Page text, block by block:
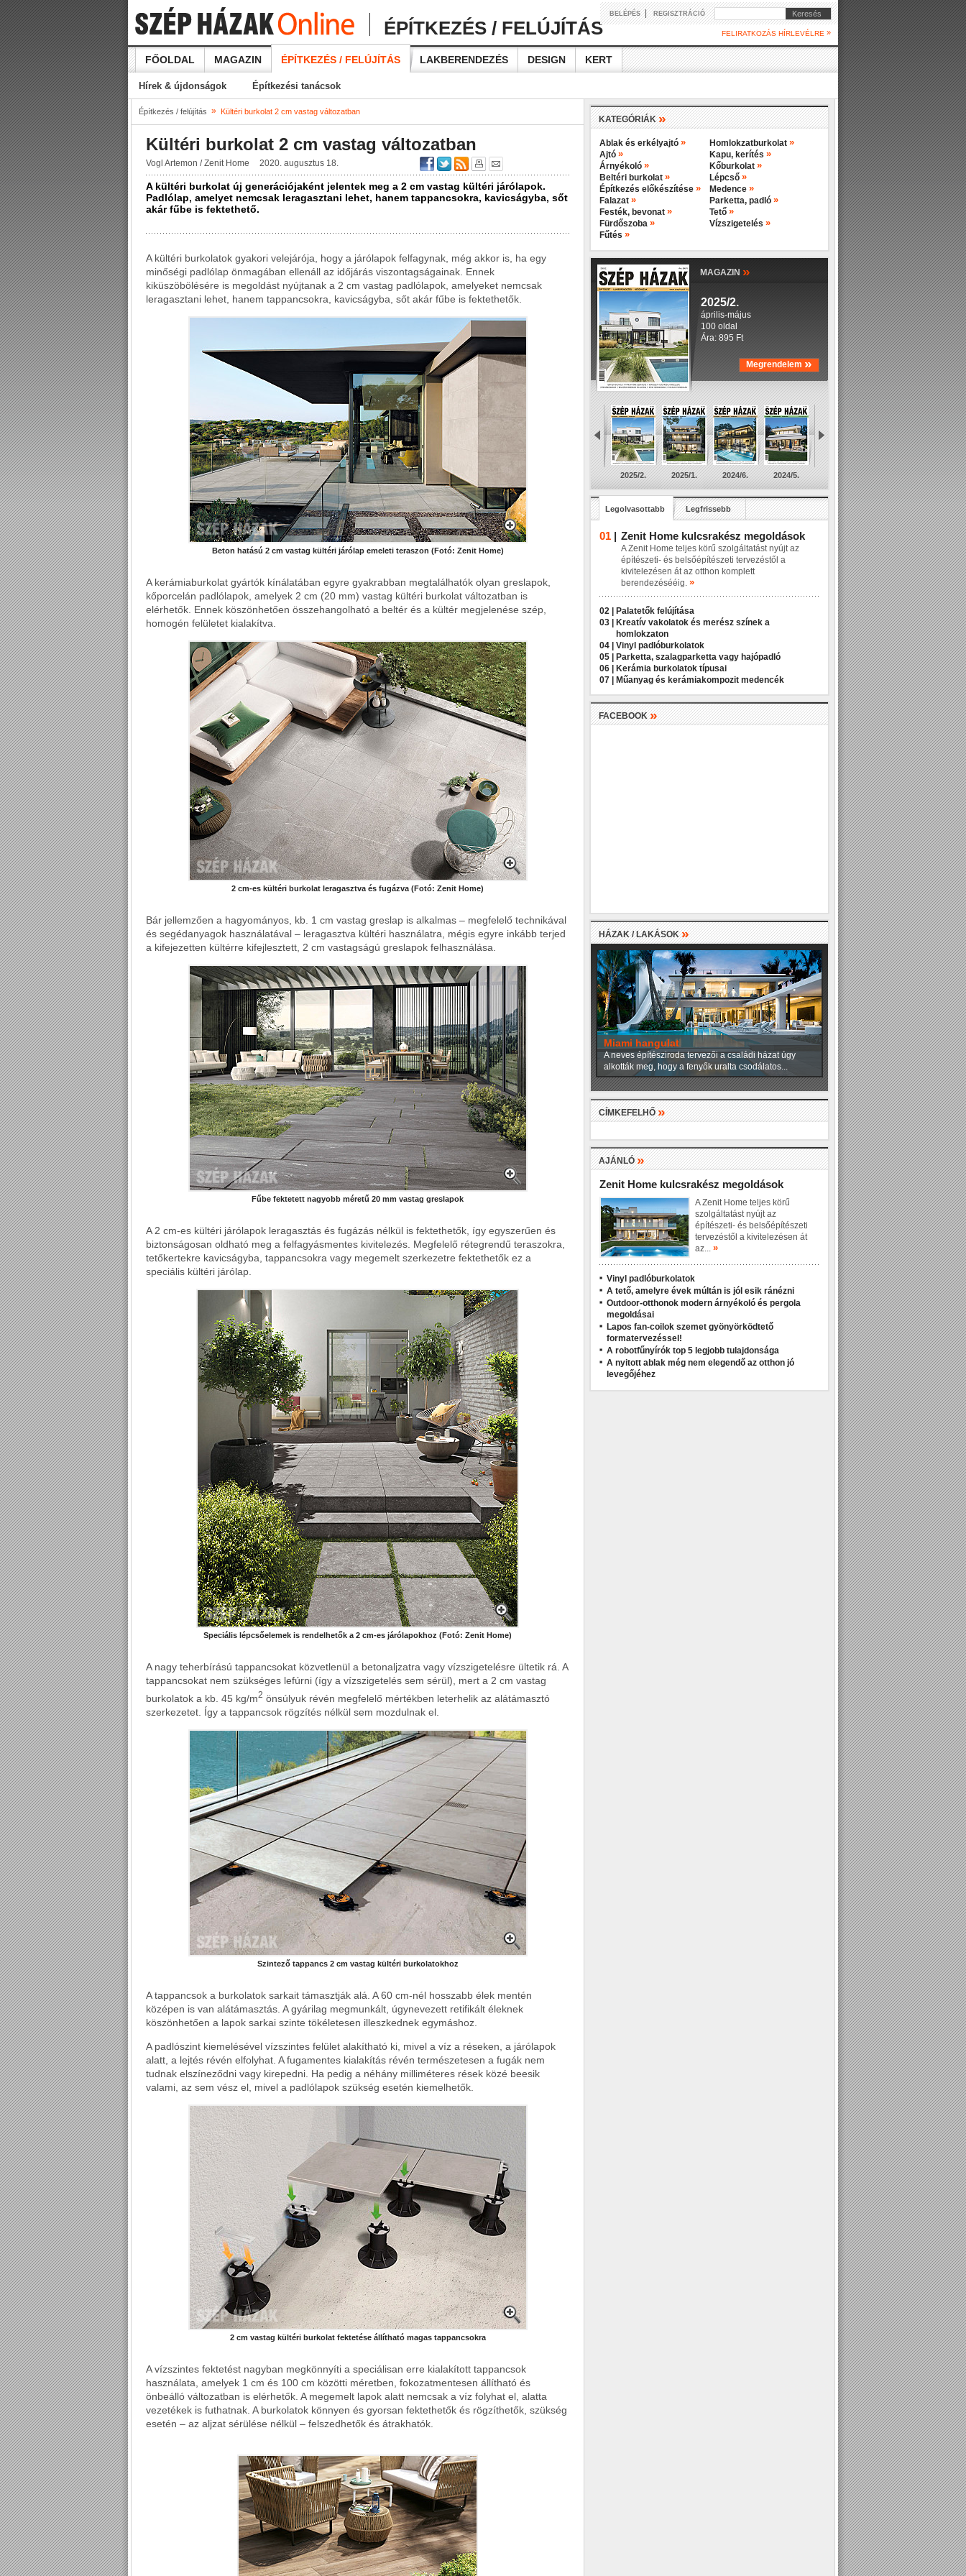
ÉPÍTKEZÉS / FELÚJÍTÁS
BELÉPÉS| REGISZTRÁCIÓ Keresés
FELIRATKOZÁS HÍRLEVÉLRE »
FŐOLDAL MAGAZIN ÉPÍTKEZÉS / FELÚJÍTÁS LAKBERENDEZÉS DESIGN KERT
Hírek & újdonságok Építkezési tanácsok
Építkezés / felújítás » Kültéri burkolat 2 cm vastag változatban
Kültéri burkolat 2 cm vastag változatban
Vogl Artemon / Zenit Home 2020. augusztus 18.
A kültéri burkolat új generációjaként jelentek meg a 2 cm vastag kültéri járólapok.
Padlólap, amelyet nemcsak leragasztani lehet, hanem tappancsokra, kavicságyba, sőt
akár fűbe is fektethető.
A kültéri burkolatok gyakori velejárója, hogy a járólapok felfagynak, még akkor is, ha egy
minőségi padlólap önmagában ellenáll az időjárás viszontagságainak. Ennek
kiküszöbölésére is megoldást nyújtanak a 2 cm vastag padlólapok, amelyeket nemcsak
leragasztani lehet, hanem tappancsokra, kavicságyba, sőt akár fűbe is fektethetők.
Beton hatású 2 cm vastag kültéri járólap emeleti teraszon (Fotó: Zenit Home)
A kerámiaburkolat gyártók kínálatában egyre gyakrabban megtalálhatók olyan greslapok,
kőporcelán padlólapok, amelyek 2 cm (20 mm) vastag kültéri burkolat változatban is
elérhetők. Ennek köszönhetően összehangolható a beltér és a kültér megjelenése szép,
homogén felületet kialakítva.
2 cm-es kültéri burkolat leragasztva és fugázva (Fotó: Zenit Home)
Bár jellemzően a hagyományos, kb. 1 cm vastag greslap is alkalmas – megfelelő technikával
és segédanyagok használatával – leragasztva kültéri használatra, mégis egyre inkább terjed
a kifejezetten kültérre kifejlesztett, 2 cm vastagságú greslapok felhasználása.
Fűbe fektetett nagyobb méretű 20 mm vastag greslapok
A 2 cm-es kültéri járólapok leragasztás és fugázás nélkül is fektethetők, így egyszerűen és
biztonságosan oldható meg a felfagyásmentes kivitelezés. Megfelelő rétegrendű teraszokra,
tetőkertekre kavicságyba, tappancsokra vagy megemelt szerkezetre fektethetők ez a
speciális kültéri járólap.
Speciális lépcsőelemek is rendelhetők a 2 cm-es járólapokhoz (Fotó: Zenit Home)
A nagy teherbírású tappancsokat közvetlenül a betonaljzatra vagy vízszigetelésre ültetik rá. A
tappancsokat nem szükséges lefúrni (így a vízszigetelés sem sérül), mert a 2 cm vastag
burkolatok a kb. 45 kg/m2 önsúlyuk révén megfelelő mértékben leterhelik az alátámasztó
szerkezetet. Így a tappancsok rögzítés nélkül sem mozdulnak el.
Szintező tappancs 2 cm vastag kültéri burkolatokhoz
A tappancsok a burkolatok sarkait támasztják alá. A 60 cm-nél hosszabb élek mentén
középen is van alátámasztás. A gyárilag megmunkált, úgynevezett retifikált éleknek
köszönhetően a lapok sarkai szinte tökéletesen illeszkednek egymáshoz.
A padlószint kiemelésével vízszintes felület alakítható ki, mivel a víz a réseken, a járólapok
alatt, a lejtés révén elfolyhat. A fugamentes kialakítás révén természetesen a fugák nem
tudnak elszíneződni vagy kirepedni. Ha pedig a néhány milliméteres rések közé beesik
valami, az sem vész el, mivel a padlólapok szükség esetén kiemelhetők.
2 cm vastag kültéri burkolat fektetése állítható magas tappancsokra
A vízszintes fektetést nagyban megkönnyíti a speciálisan erre kialakított tappancsok
használata, amelyek 1 cm és 100 cm közötti méretben, fokozatmentesen állítható és
önbeálló változatban is elérhetők. A megemelt lapok alatt nemcsak a víz folyhat el, alatta
vezetékek is futhatnak. A burkolatok könnyen és gyorsan fektethetők és rögzíthetők, szükség
esetén – az aljzat sérülése nélkül – felszedhetők és átrakhatók.
KATEGÓRIÁK»
Ablak és erkélyajtó »
Ajtó »
Árnyékoló »
Beltéri burkolat »
Építkezés előkészítése »
Falazat »
Festék, bevonat »
Fürdőszoba »
Fűtés »
Homlokzatburkolat »
Kapu, kerítés »
Kőburkolat »
Lépcső »
Medence »
Parketta, padló »
Tető »
Vízszigetelés »
MAGAZIN »
2025/2.
április-május
100 oldal
Ára: 895 Ft
Megrendelem »
2025/2. 2025/1. 2024/6. 2024/5.
Legolvasottabb Legfrissebb
01 | Zenit Home kulcsrakész megoldások
A Zenit Home teljes körű szolgáltatást nyújt az
építészeti- és belsőépítészeti tervezéstől a
kivitelezésen át az otthon komplett
berendezésééig. »
02 |
Palatetők felújítása
03 |
Kreatív vakolatok és merész színek a
homlokzaton
04 |
Vinyl padlóburkolatok
05 |
Parketta, szalagparketta vagy hajópadló
06 |
Kerámia burkolatok típusai
07 |
Műanyag és kerámiakompozit medencék
FACEBOOK»
HÁZAK / LAKÁSOK »
Miami hangulat
A neves építésziroda tervezői a családi házat úgy
alkották meg, hogy a fenyők uralta csodálatos...
CÍMKEFELHŐ»
AJÁNLÓ»
Zenit Home kulcsrakész megoldások
A Zenit Home teljes körű
szolgáltatást nyújt az
építészeti- és belsőépítészeti
tervezéstől a kivitelezésen át
az... »
Vinyl padlóburkolatok
A tető, amelyre évek múltán is jól esik ránézni
Outdoor-otthonok modern árnyékoló és pergola
megoldásai
Lapos fan-coilok szemet gyönyörködtető
formatervezéssel!
A robotfűnyírók top 5 legjobb tulajdonsága
A nyitott ablak még nem elegendő az otthon jó
levegőjéhez